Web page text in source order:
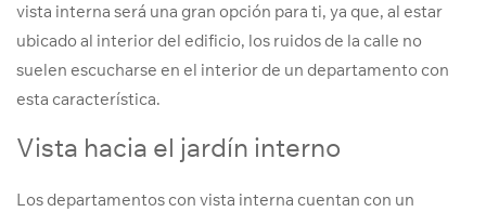
vista interna será una gran opción para ti, ya que, al estar
ubicado al interior del edificio, los ruidos de la calle no
suelen escucharse en el interior de un departamento con
esta característica.
Vista hacia el jardín interno
Los departamentos con vista interna cuentan con un